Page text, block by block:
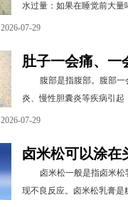
水过量：如果在睡觉前大量
2026-07-29
肚子一会痛、一
腹部是指腹部。腹部
炎、慢性胆囊炎等疾病引起
2026-07-29
卤米松可以涂在
卤米松一般是指卤米
现不良反应。卤米松乳膏是